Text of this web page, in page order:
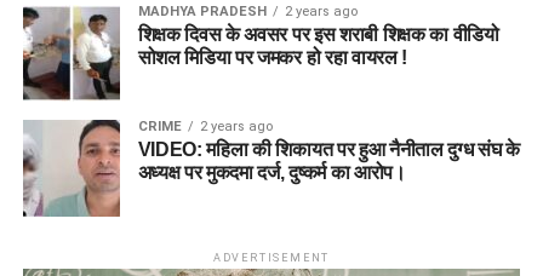
MADHYA PRADESH 2 years ago
शिक्षक दिवस के अवसर पर इस शराबी शिक्षक का वीडियो
सोशल मिडिया पर जमकर हो रहा वायरल !
CRIME 2 years ago
VIDEO: महिला की शिकायत पर हुआ नैनीताल दुग्ध संघ के
अध्यक्ष पर मुकदमा दर्ज, दुष्कर्म का आरोप।
ADVERTISEMENT